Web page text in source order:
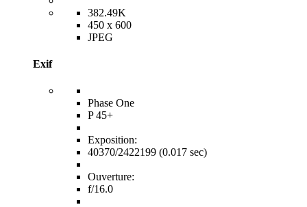
382.49K
450 x 600
JPEG
Exif
Phase One
P 45+
Exposition:
40370/2422199 (0.017 sec)
Ouverture:
f/16.0